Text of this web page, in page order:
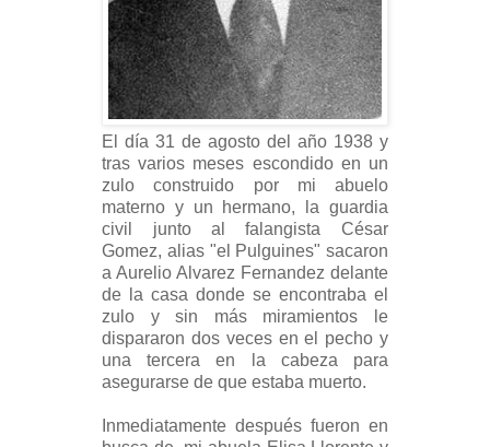
El día 31 de agosto del año 1938 y
tras varios meses escondido en un
zulo construido por mi abuelo
materno y un hermano, la guardia
civil junto al falangista César
Gomez, alias "el Pulguines" sacaron
a Aurelio Alvarez Fernandez delante
de la casa donde se encontraba el
zulo y sin más miramientos le
dispararon dos veces en el pecho y
una tercera en la cabeza para
asegurarse de que estaba muerto.
Inmediatamente después fueron en